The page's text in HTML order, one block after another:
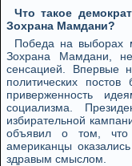
Что такое
Зохрана Мамдани?
Победа на выборах
Зохрана Мамдани,
сенсацией. Впервые
политических
приверженность
социализма.
избирательной
объявил о том,
американцы
здравым смыслом.